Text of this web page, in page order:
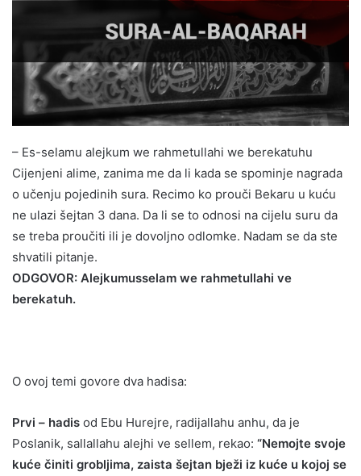
– Es-selamu alejkum we rahmetullahi we berekatuhu
Cijenjeni alime, zanima me da li kada se spominje nagrada
o učenju pojedinih sura. Recimo ko prouči Bekaru u kuću
ne ulazi šejtan 3 dana. Da li se to odnosi na cijelu suru da
se treba proučiti ili je dovoljno odlomke. Nadam se da ste
shvatili pitanje.
ODGOVOR: Alejkumusselam we rahmetullahi ve
berekatuh.
O ovoj temi govore dva hadisa:
Prvi – hadis od Ebu Hurejre, radijallahu anhu, da je
Poslanik, sallallahu alejhi ve sellem, rekao: “Nemojte svoje
kuće činiti grobljima, zaista šejtan bježi iz kuće u kojoj se